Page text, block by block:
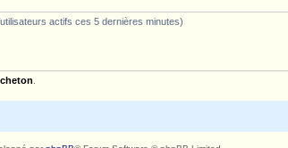
actifs ces 5 dernières minutes)